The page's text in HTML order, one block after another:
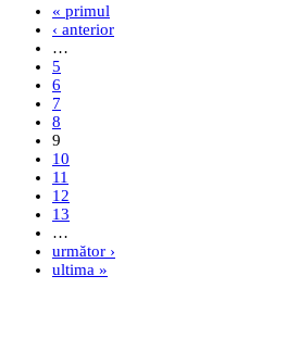
« primul
‹ anterior
…
5
6
7
8
9
10
11
12
13
…
următor ›
ultima »